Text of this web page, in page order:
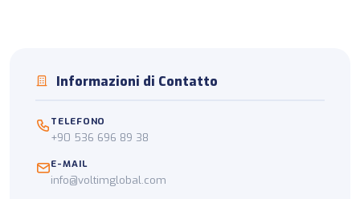
Informazioni di Contatto
TELEFONO
+90 536 696 89 38
E-MAIL
info@voltimglobal.com